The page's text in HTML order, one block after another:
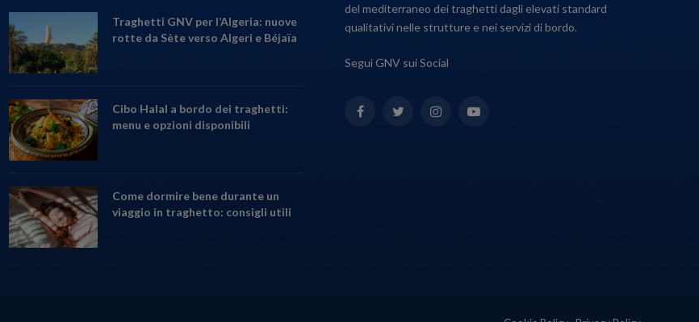
Traghetti GNV per l’Algeria: nuove
rotte da Sète verso Algeri e Béjaïa
Cibo Halal a bordo dei traghetti:
menu e opzioni disponibili
Come dormire bene durante un
viaggio in traghetto: consigli utili
del mediterraneo dei traghetti dagli elevati standard
qualitativi nelle strutture e nei servizi di bordo.
Segui GNV sui Social
FacebookTwitterInstagramYouTube